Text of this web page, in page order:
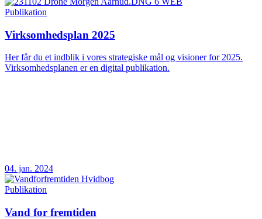
Publikation
Virksomhedsplan 2025
Her får du et indblik i vores strategiske mål og visioner for 2025.
Virksomhedsplanen er en digital publikation.
04. jan. 2024
Publikation
Vand for fremtiden